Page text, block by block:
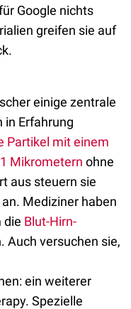
Google nichts
greifen sie auf
einige zentrale
in Erfahrung
Partikel mit einem
Mikrometern ohne
aus steuern sie
Mediziner haben
die Blut-Hirn-
Auch versuchen sie,
ein weiterer
Spezielle